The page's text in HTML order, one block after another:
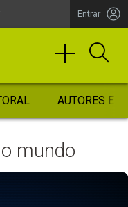
Entrar
AUTORES
o mundo